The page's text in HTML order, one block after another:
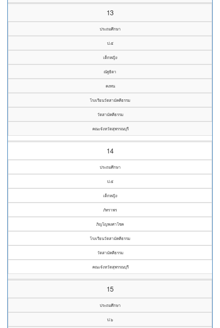
13
ประถมศึกษา
ป.๕
เด็กหญิง
ณัฐธิดา
คงทน
โรงเรียนวัดสามัคคีธรรม
วัดสามัคคีธรรม
คณะจังหวัดสุพรรณบุรี
14
ประถมศึกษา
ป.๕
เด็กหญิง
ภัทราพร
ภิญโญพงศาโชค
โรงเรียนวัดสามัคคีธรรม
วัดสามัคคีธรรม
คณะจังหวัดสุพรรณบุรี
15
ประถมศึกษา
ป.๖